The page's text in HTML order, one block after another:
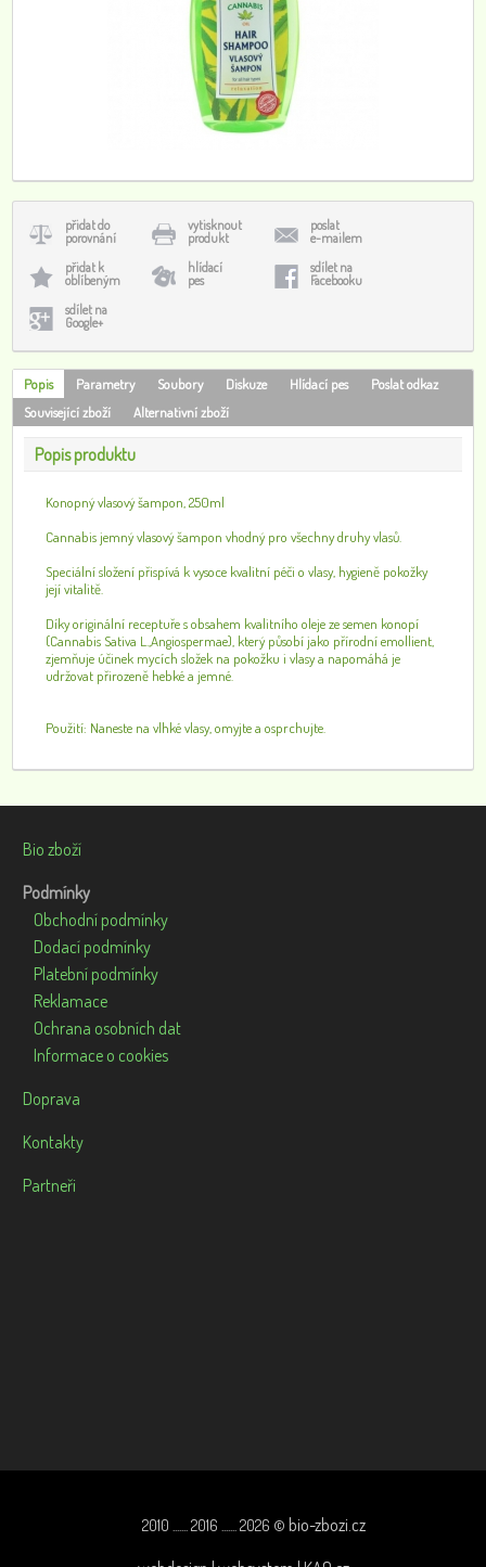
přidat do
porovnání
vytisknout
produkt
poslat
e-mailem
přidat k
oblíbeným
hlídací
pes
sdílet na
Facebooku
sdílet na
Google+
Popis Parametry Soubory Diskuze Hlídací pes
Poslat odkaz
Související zboží
Alternativní zboží
Popis produktu
Konopný vlasový šampon, 250ml
Cannabis jemný vlasový šampon vhodný pro všechny druhy vlasů.
Speciální složení přispívá k vysoce kvalitní péči o vlasy, hygieně pokožky
její vitalitě.
Díky originální receptuře s obsahem kvalitního oleje ze semen konopí
(Cannabis Sativa L.,Angiospermae), který působí jako přírodní emollient,
zjemňuje účinek mycích složek na pokožku i vlasy a napomáhá je
udržovat přirozeně hebké a jemné.
Použití: Naneste na vlhké vlasy, omyjte a osprchujte.
Bio zboží
Podmínky
Obchodní podmínky
Dodací podmínky
Platební podmínky
Reklamace
Ochrana osobních dat
Informace o cookies
Doprava
Kontakty
Partneři
2010 ....... 2016 ....... 2026 © bio-zbozi.cz